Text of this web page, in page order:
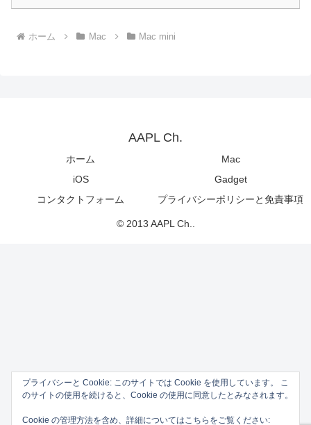
ホーム Mac Mac mini
AAPL Ch.
ホーム
Mac
iOS
Gadget
コンタクトフォーム
プライバシーポリシーと免責事項
© 2013 AAPL Ch..
プライバシーと Cookie: このサイトでは Cookie を使用しています。 こ
のサイトの使用を続けると、Cookie の使用に同意したとみなされます。
Cookie の管理方法を含め、詳細についてはこちらをご覧ください: